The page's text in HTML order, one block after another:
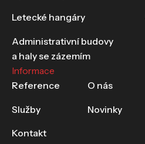
Letecké hangáry
Administrativní budovy
a haly se zázemím
Informace
Reference
O nás
Služby Novinky
Kontakt